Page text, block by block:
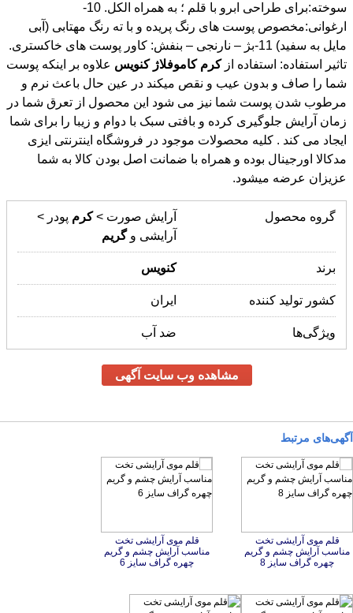
تاثیر استفاده: استفاده ازکرم کاموفلاژ کنویس علاوه بر اینکه پوست
شما را صاف و بدون عیب و نقص میکند در عین حال باعث نرم و
مرطوب شدن پوست شما نیز می شود این محصول از تعرق شما در
زمان آرایش جلوگیری کرده و بافتی سبک با دوام و زیبا را برای شما
ایجاد می کند . کلیه محصولات موجود در فروشگاه اینترنتی ایزی
مدکالا اورجینال بوده و همراه با ضمانت اصل بودن کالا به شما
عزیزان عرضه میشود.
گروه محصول آرایش صورت >کرم پودر >
آرایشی وگریم
برند کنویس
کشور تولید کننده ایران
ویژگی‌ها ضد آب
مشاهده وب سایت آگهی
آگهی‌های مرتبط
قلم موی آرایشی تخت
مناسب آرایش چشم و گریم
چهره گراف سایز 8
قلم موی آرایشی تخت
مناسب آرایش چشم و گریم
چهره گراف سایز 6